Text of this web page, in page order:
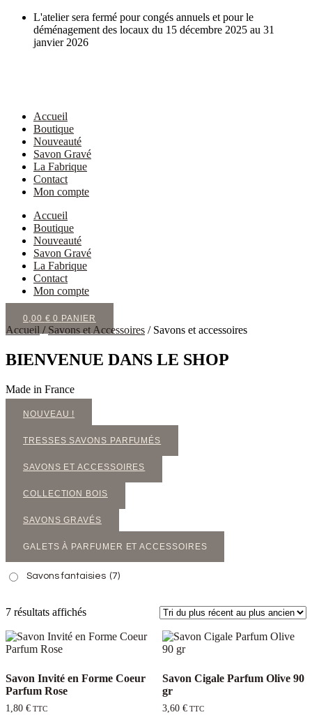
Aller
contenu
L'atelier sera fermé pour congés annuels et pour le
déménagement des locaux du 15 décembre 2025 au 31
janvier 2026
Accueil
Boutique
Nouveauté
Savon Gravé
La Fabrique
Contact
Mon compte
Accueil
Boutique
Nouveauté
Savon Gravé
La Fabrique
Contact
Mon compte
0,00 € 0 PANIER
Accueil / Savons et Accessoires / Savons et accessoires
BIENVENUE DANS LE SHOP
Made in France
NOUVEAU !
TRESSES SAVONS PARFUMÉS
SAVONS ET ACCESSOIRES
COLLECTION BOIS
SAVONS GRAVÉS
GALETS À PARFUMER ET ACCESSOIRES
Savons fantaisies (7)
7 résultats affichésTrié
plus
plus
Savon Invité en Forme Coeur
Parfum Rose
1,80 € TTC
Savon Cigale Parfum Olive 90
gr
3,60 €TTC